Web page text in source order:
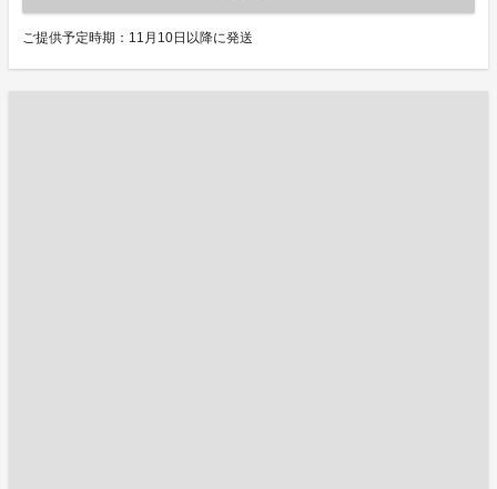
ご提供予定時期：11月10日以降に発送